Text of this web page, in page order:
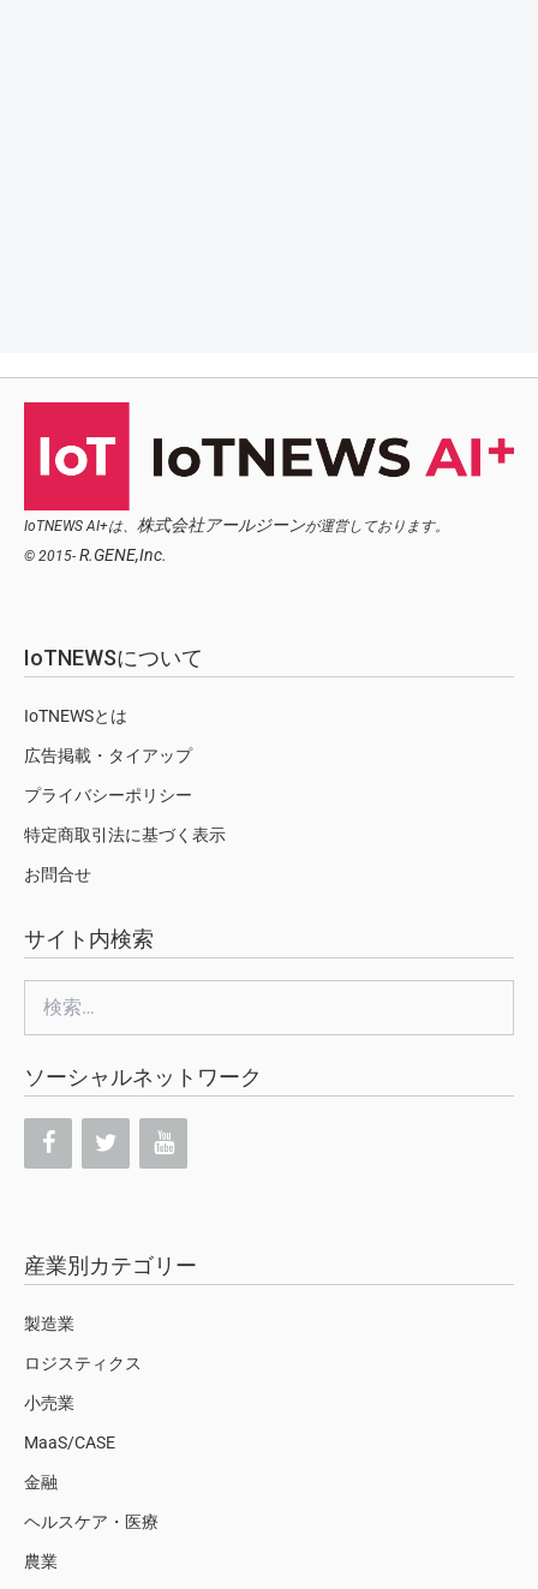
IoTNEWS AI+は、 株式会社アールジーンが運営しております。
© 2015- R.GENE,Inc.
IoTNEWSについて
IoTNEWSとは
広告掲載・タイアップ
プライバシーポリシー
特定商取引法に基づく表示
お問合せ
サイト内検索
索:
ソーシャルネットワーク
産業別カテゴリー
製造業
ロジスティクス
小売業
MaaS/CASE
金融
ヘルスケア・医療
農業